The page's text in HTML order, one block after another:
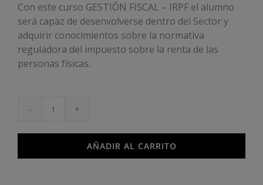
Con este curso GESTIÓN FISCAL – IRPF el alumno
será capaz de desenvolverse dentro del Sector y
adquirir conocimientos sobre la normativa
reguladora del impuesto sobre la renta de las
personas físicas.
Gestión
IRPF
AÑADIR AL CARRITO